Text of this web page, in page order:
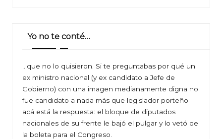
Yo no te conté…
…que no lo quisieron. Si te preguntabas por qué un
ex ministro nacional (y ex candidato a Jefe de
Gobierno) con una imagen medianamente digna no
fue candidato a nada más que legislador porteño
acá está la respuesta: el bloque de diputados
nacionales de su frente le bajó el pulgar y lo vetó de
la boleta para el Congreso.